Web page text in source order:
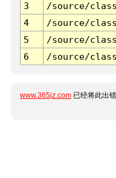
3 /source/
4
/source/
5
/source/
6
/source/
www.365jz.com 已经将此出